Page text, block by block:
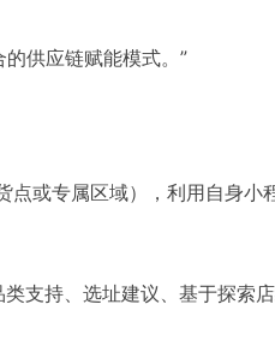
供应链赋能模式。”
或专属区域），利用自身
持、选址建议、基于探索